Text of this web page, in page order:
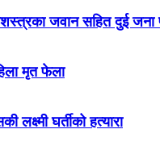
जवान सहित दुई जना
मृत फेला
लक्ष्मी घर्तीको हत्यारा